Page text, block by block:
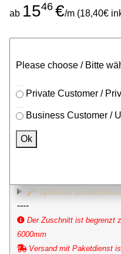
ab 1546 €/m (18,40€
Please choose / Bitte
Private Customer /
Business Customer /
Ok
bei Zuschnitten (inkl.
⮮
optional
----
Der Zuschnitt ist begrenzt
6000mm
Versand mit Paketdienst